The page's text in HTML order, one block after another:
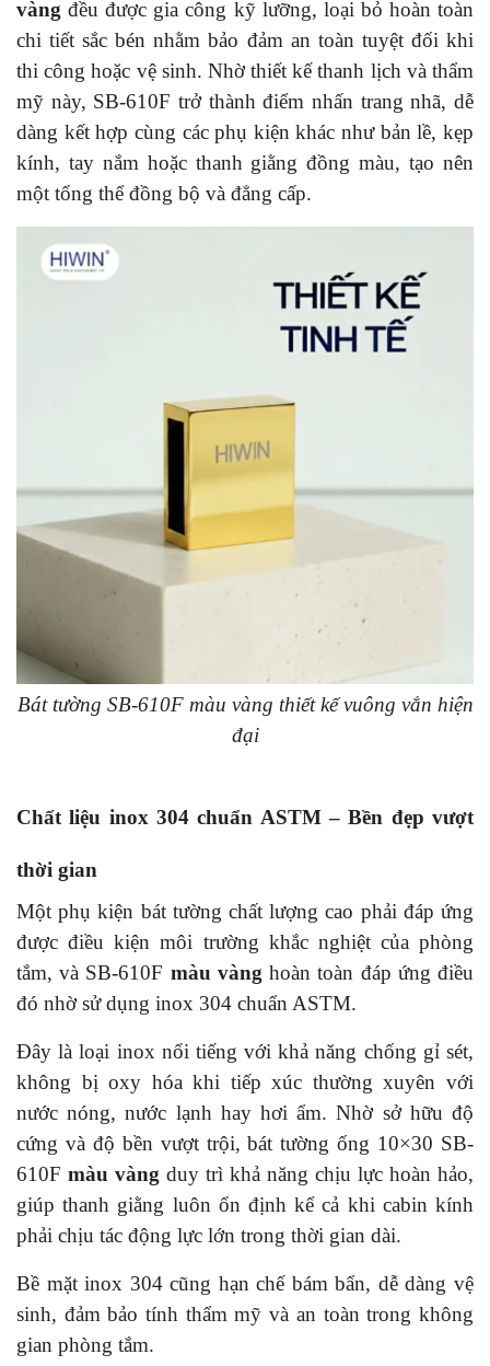
vàng đều được gia công kỹ lưỡng, loại bỏ hoàn toàn
chi tiết sắc bén nhằm bảo đảm an toàn tuyệt đối khi
thi công hoặc vệ sinh. Nhờ thiết kế thanh lịch và thẩm
mỹ này, SB-610F trở thành điểm nhấn trang nhã, dễ
dàng kết hợp cùng các phụ kiện khác như bản lề, kẹp
kính, tay nắm hoặc thanh giằng đồng màu, tạo nên
một tổng thể đồng bộ và đẳng cấp.
Bát tường SB-610F màu vàng thiết kế vuông vắn hiện
đại
Chất liệu inox 304 chuẩn ASTM – Bền đẹp vượt
thời gian
Một phụ kiện bát tường chất lượng cao phải đáp ứng
được điều kiện môi trường khắc nghiệt của phòng
tắm, và SB-610F màu vànghoàn toàn đáp ứng điều
đó nhờ sử dụng inox 304 chuẩn ASTM.
Đây là loại inox nổi tiếng với khả năng chống gỉ sét,
không bị oxy hóa khi tiếp xúc thường xuyên với
nước nóng, nước lạnh hay hơi ẩm. Nhờ sở hữu độ
cứng và độ bền vượt trội, bát tường ống 10×30 SB-
610F màu vàng duy trì khả năng chịu lực hoàn hảo,
giúp thanh giằng luôn ổn định kể cả khi cabin kính
phải chịu tác động lực lớn trong thời gian dài.
Bề mặt inox 304 cũng hạn chế bám bẩn, dễ dàng vệ
sinh, đảm bảo tính thẩm mỹ và an toàn trong không
gian phòng tắm.